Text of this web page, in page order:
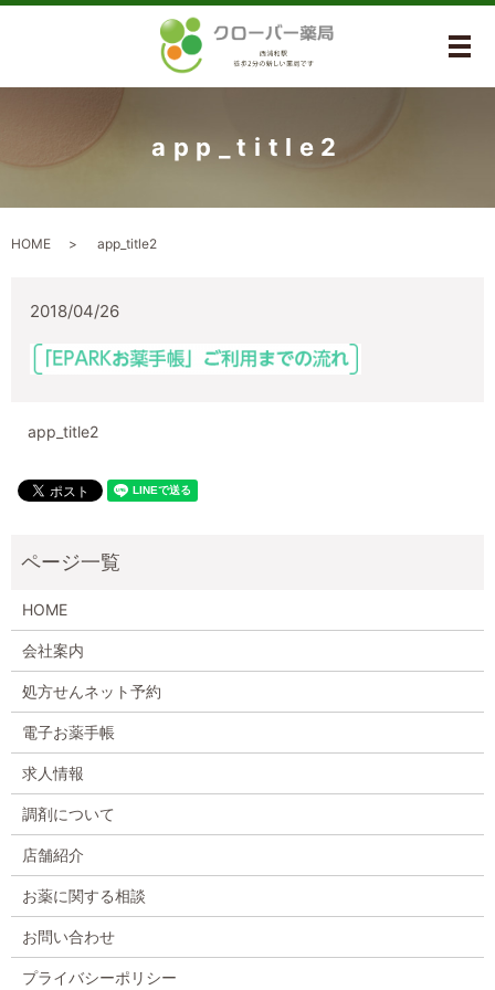
メ
app_title2
HOME app_title2
2018/04/26
app_title2
HOME
会社案内
処方せんネット予約
電子お薬手帳
求人情報
調剤について
店舗紹介
お薬に関する相談
お問い合わせ
プライバシーポリシー